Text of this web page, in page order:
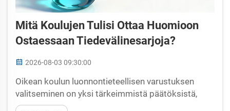
Mitä Koulujen Tulisi Ottaa Huomioon
Ostaessaan Tiedevälinesarjoja?
2026-08-03 09:30:00
Oikean koulun luonnontieteellisen varustuksen
valitseminen on yksi tärkeimmistä päätöksistä,
jonka opettajat ja johtajat tekevät perustaessaan